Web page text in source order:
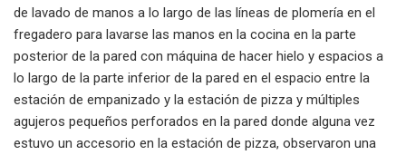
de lavado de manos a lo largo de las líneas de plomería en el
fregadero para lavarse las manos en la cocina en la parte
posterior de la pared con máquina de hacer hielo y espacios a
lo largo de la parte inferior de la pared en el espacio entre la
estación de empanizado y la estación de pizza y múltiples
agujeros pequeños perforados en la pared donde alguna vez
estuvo un accesorio en la estación de pizza, observaron una